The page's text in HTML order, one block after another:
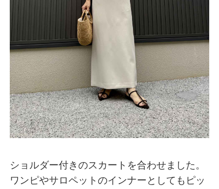
ショルダー付きのスカートを合わせました。
ワンピやサロペットのインナーとしてもピッ